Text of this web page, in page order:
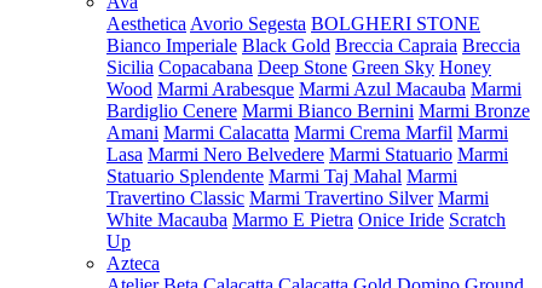
Aesthetica Avorio Segesta BOLGHERI STONE
Bianco Imperiale Black Gold Breccia Capraia Breccia
Sicilia Copacabana Deep Stone Green Sky Honey
Wood Marmi Arabesque Marmi Azul Macauba Marmi
Bardiglio Cenere Marmi Bianco Bernini Marmi Bronze
Amani Marmi Calacatta Marmi Crema Marfil Marmi
Lasa Marmi Nero Belvedere Marmi Statuario Marmi
Statuario Splendente Marmi Taj Mahal Marmi
Travertino Classic Marmi Travertino Silver Marmi
White Macauba Marmo E Pietra Onice Iride Scratch
Up
Azteca